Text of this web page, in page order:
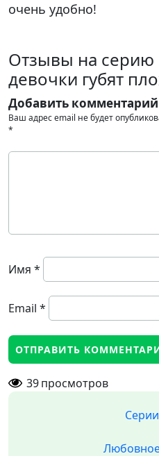
очень удобно!
Отзывы на серию
девочки губят
Добавить комментарий
Ваш адрес email не будет
*
Имя *
Email *
39просмотров